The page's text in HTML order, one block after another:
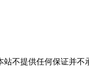
不提供任何保证并不